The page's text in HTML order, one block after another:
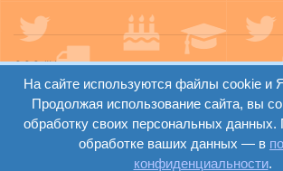
ООО "Центр
образования и
консалтинга"
Волгоград 2008-
2026
вход
регистрация
На сайте используются файлы cookie и
Продолжая использование сайта, вы
обработку своих персональных данных.
обработке ваших данных — в
конфиденциальности.